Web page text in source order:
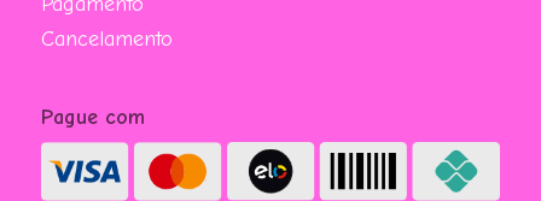
Cancelamento
Pague com